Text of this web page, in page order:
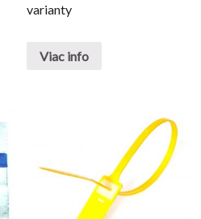
varianty
Viac info